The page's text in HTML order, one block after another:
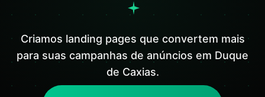
Criamos landing pages que convertem mais
para suas campanhas de anúncios em Duque
de Caxias.